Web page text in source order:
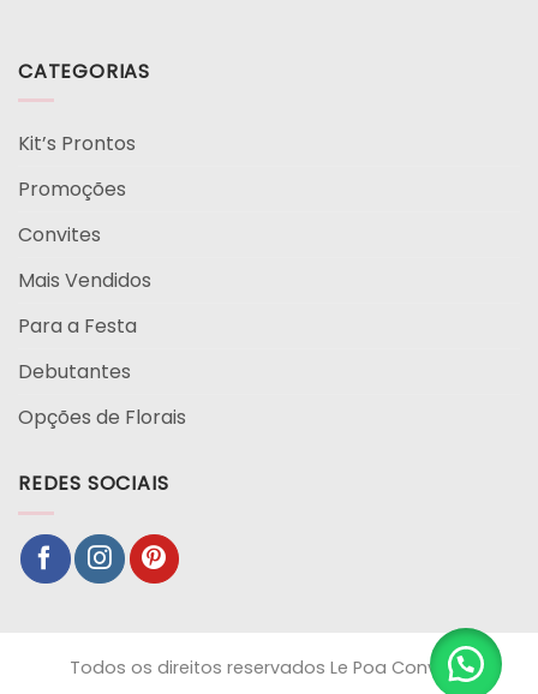
CATEGORIAS
Kit’s Prontos
Promoções
Convites
Mais Vendidos
Para a Festa
Debutantes
Opções de Florais
REDES SOCIAIS
Todos os direitos reservados Le Poa Convites